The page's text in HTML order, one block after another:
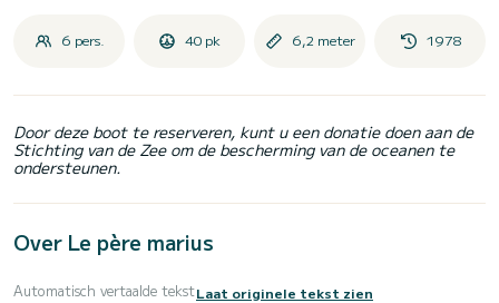
6 pers. 40 pk 6,2 meter 1978
Door deze boot te reserveren, kunt u een donatie doen aan de
Stichting van de Zee om de bescherming van de oceanen te
ondersteunen.
Over Le père marius
Automatisch vertaalde tekstLaat originele tekst zien